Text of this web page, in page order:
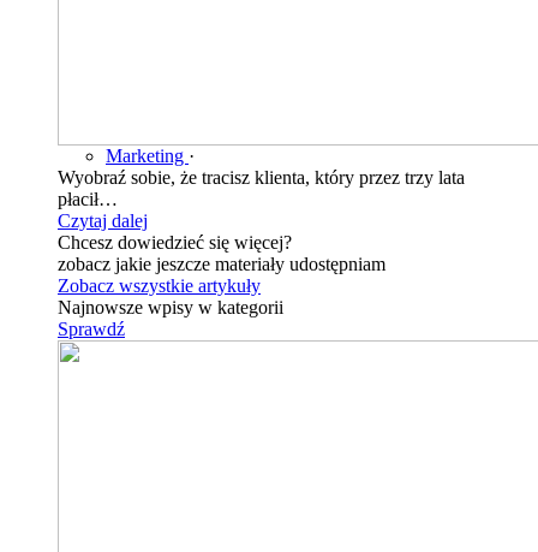
Marketing ·
Wyobraź sobie, że tracisz klienta, który przez trzy lata
płacił…
Czytaj dalej
Chcesz dowiedzieć się więcej?
zobacz jakie jeszcze materiały udostępniam
Zobacz wszystkie artykuły
Najnowsze wpisy w kategorii
Sprawdź